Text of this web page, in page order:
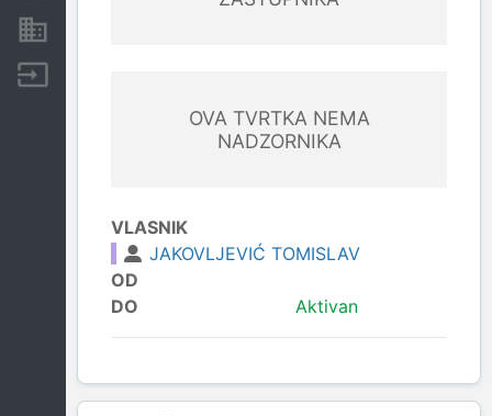
OVA TVRTKA NEMA
NADZORNIKA
VLASNIK
JAKOVLJEVIĆ TOMISLAV
OD
DO
Aktivan